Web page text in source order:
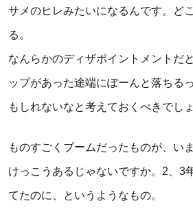
サメのヒレみたいになるんです。ど
る。
なんらかのディザポイントメントだ
ップがあった途端にぽーんと落ちる
もしれないなと考えておくべきでしょ
ものすごくブームだったものが、い
けっこうあるじゃないですか。2、3
てたのに、というようなもの。